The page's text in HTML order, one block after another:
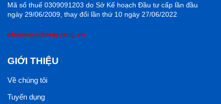
Mã số thuế 0309091203 do Sở Kế hoạch Đầu tư cấp lần đầu
ngày 29/06/2009, thay đổi lần thứ 10 ngày 27/06/2022
chamsoc@ongvang.vn
GIỚI THIỆU
Về chúng tôi
Tuyển dụng